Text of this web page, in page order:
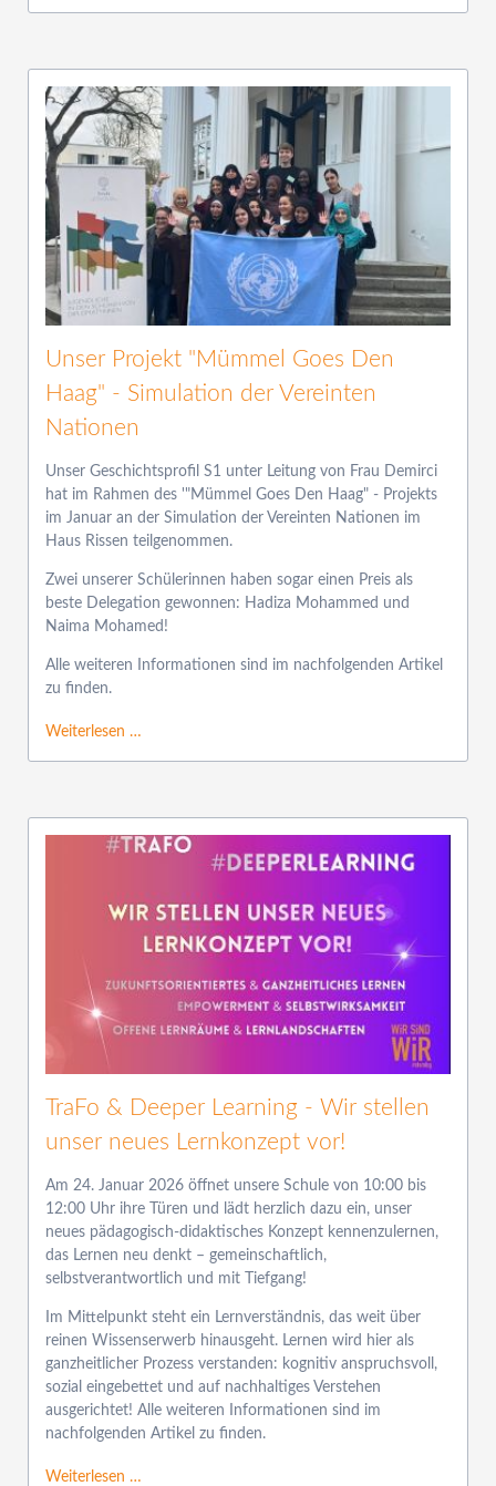
Unser Projekt "Mümmel Goes Den
Haag" - Simulation der Vereinten
Nationen
Unser Geschichtsprofil S1 unter Leitung von Frau Demirci
hat im Rahmen des '"Mümmel Goes Den Haag" - Projekts
im Januar an der Simulation der Vereinten Nationen im
Haus Rissen teilgenommen.
Zwei unserer Schülerinnen haben sogar einen Preis als
beste Delegation gewonnen: Hadiza Mohammed und
Naima Mohamed!
Alle weiteren Informationen sind im nachfolgenden Artikel
zu finden.
Weiterlesen …
TraFo & Deeper Learning - Wir stellen
unser neues Lernkonzept vor!
Am 24. Januar 2026 öffnet unsere Schule von 10:00 bis
12:00 Uhr ihre Türen und lädt herzlich dazu ein, unser
neues pädagogisch-didaktisches Konzept kennenzulernen,
das Lernen neu denkt – gemeinschaftlich,
selbstverantwortlich und mit Tiefgang!
Im Mittelpunkt steht ein Lernverständnis, das weit über
reinen Wissenserwerb hinausgeht. Lernen wird hier als
ganzheitlicher Prozess verstanden: kognitiv anspruchsvoll,
sozial eingebettet und auf nachhaltiges Verstehen
ausgerichtet! Alle weiteren Informationen sind im
nachfolgenden Artikel zu finden.
Weiterlesen …